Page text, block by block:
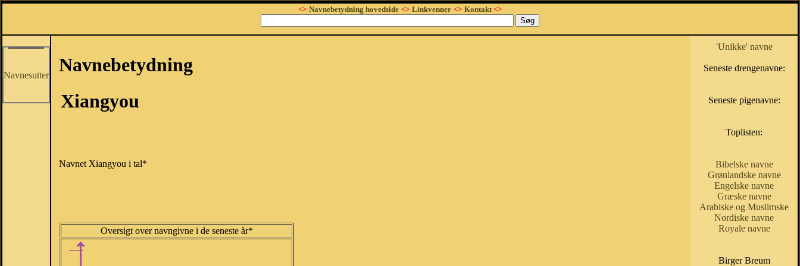
<> Navnebetydning hovedside <> Linkvenner <> Kontakt<>
Navnesutter
Navnebetydning
Xiangyou
Navnet Xiangyou i tal*
Oversigt over navngivne i de seneste år*
'Unikke' navne
Seneste drengenavne:
Seneste pigenavne:
Toplisten:
Bibelske navne
Grønlandske navne
Engelske navne
Græske navne
Arabiske og Muslimske
Nordiske navne
Royale navne
Birger Breum